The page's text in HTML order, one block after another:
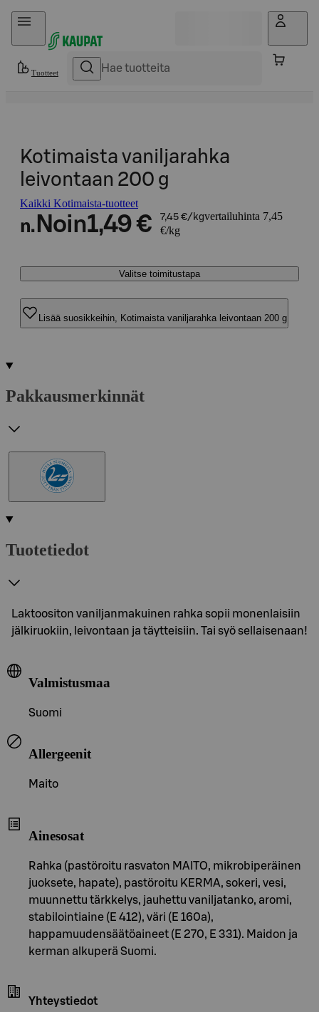
Hyppää sisältöön
Tuotteet
Kotimaista vaniljarahka
leivontaan 200 g
Kaikki Kotimaista-tuotteet
n. Noin1,49 € 7,45 €/kgvertailuhinta 7,45
€/kg
Valitse toimitustapa
Lisää suosikkeihin, Kotimaista vaniljarahka leivontaan 200 g
Pakkausmerkinnät
Tuotetiedot
Laktoositon vaniljanmakuinen rahka sopii monenlaisiin
jälkiruokiin, leivontaan ja täytteisiin. Tai syö sellaisenaan!
Valmistusmaa
Suomi
Allergeenit
Maito
Ainesosat
Rahka (pastöroitu rasvaton MAITO, mikrobiperäinen
juoksete, hapate), pastöroitu KERMA, sokeri, vesi,
muunnettu tärkkelys, jauhettu vaniljatanko, aromi,
stabilointiaine (E 412), väri (E 160a),
happamuudensäätöaineet (E 270, E 331). Maidon ja
kerman alkuperä Suomi.
Yhteystiedot